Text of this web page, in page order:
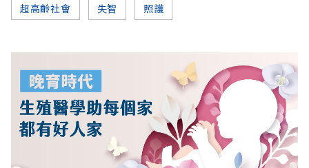
超高齡社會 失智 照護